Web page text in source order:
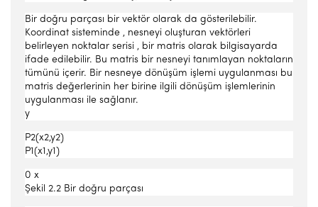
Bir doğru parçası bir vektör olarak da gösterilebilir.
Koordinat sisteminde , nesneyi oluşturan vektörleri
belirleyen noktalar serisi , bir matris olarak bilgisayarda
ifade edilebilir. Bu matris bir nesneyi tanımlayan noktaların
tümünü içerir. Bir nesneye dönüşüm işlemi uygulanması bu
matris değerlerinin her birine ilgili dönüşüm işlemlerinin
uygulanması ile sağlanır.
y
P2(x2,y2)
P1(x1,y1)
0 x
Şekil 2.2 Bir doğru parçası